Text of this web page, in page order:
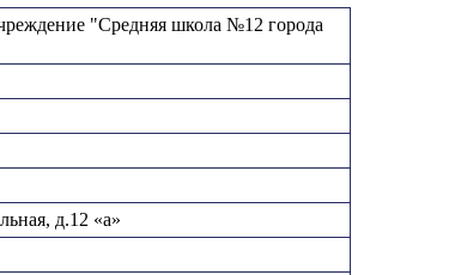
"Средняя школа №12 города
д.12 «а»